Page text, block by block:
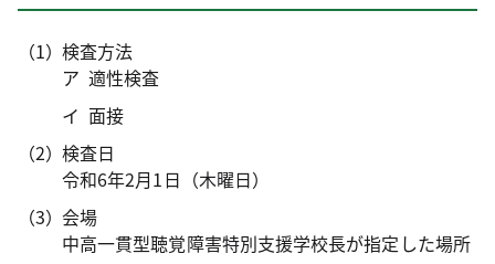
検査方法
適性検査
面接
検査日
令和6年2月1日（木曜日）
会場
中高一貫型聴覚障害特別支援学校長が指定した場所